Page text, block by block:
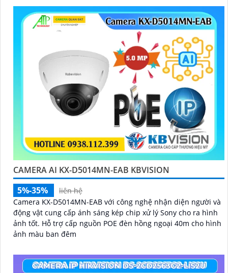
quả
CAMERA AI KX-D5014MN-EAB KBVISION
5%-35%
liên hệ
Camera KX-D5014MN-EAB với công nghệ nhận diện người và
động vật cung cấp ánh sáng kép chip xử lý Sony cho ra hình
ảnh tốt. Hỗ trợ cấp nguồn POE đèn hồng ngoại 40m cho hình
ảnh màu ban đêm